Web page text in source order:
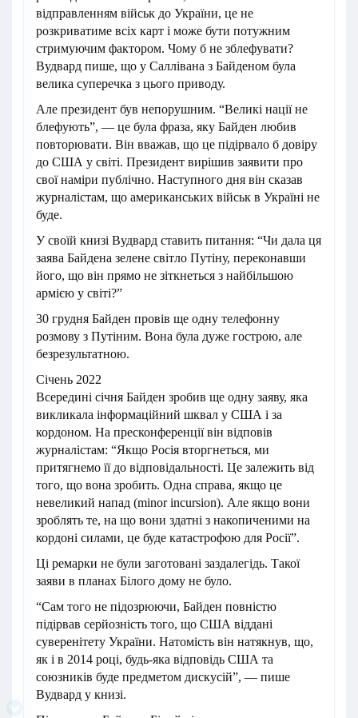
відправленням військ до України, це не
розкриватиме всіх карт і може бути потужним
стримуючим фактором. Чому б не зблефувати?
Вудвард пише, що у Саллівана з Байденом була
велика суперечка з цього приводу.
Але президент був непорушним. “Великі нації не
блефують”, — це була фраза, яку Байден любив
повторювати. Він вважав, що це підірвало б довіру
до США у світі. Президент вирішив заявити про
свої наміри публічно. Наступного дня він сказав
журналістам, що американських військ в Україні не
буде.
У своїй книзі Вудвард ставить питання: “Чи дала ця
заява Байдена зелене світло Путіну, переконавши
його, що він прямо не зіткнеться з найбільшою
армією у світі?”
30 грудня Байден провів ще одну телефонну
розмову з Путіним. Вона була дуже гострою, але
безрезультатною.
Січень 2022
Всередині січня Байден зробив ще одну заяву, яка
викликала інформаційний шквал у США і за
кордоном. На пресконференції він відповів
журналістам: “Якщо Росія вторгнеться, ми
притягнемо її до відповідальності. Це залежить від
того, що вона зробить. Одна справа, якщо це
невеликий напад (minor incursion). Але якщо вони
зроблять те, на що вони здатні з накопиченими на
кордоні силами, це буде катастрофою для Росії”.
Ці ремарки не були заготовані заздалегідь. Такої
заяви в планах Білого дому не було.
“Сам того не підозрюючи, Байден повністю
підірвав серйозність того, що США віддані
суверенітету України. Натомість він натякнув, що,
як і в 2014 році, будь-яка відповідь США та
союзників буде предметом дискусій”, — пише
Вудвард у книзі.